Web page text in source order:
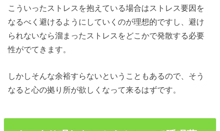
こういったストレスを抱えている場合はストレス要因を
なるべく避けるようにしていくのが理想的ですし、避け
られないなら溜まったストレスをどこかで発散する必要
性がでてきます。
しかしそんな余裕すらないということもあるので、そう
なると心の拠り所が欲しくなって来るはずです。